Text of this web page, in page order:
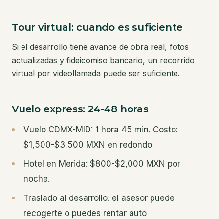
Tour virtual: cuando es suficiente
Si el desarrollo tiene avance de obra real, fotos
actualizadas y fideicomiso bancario, un recorrido
virtual por videollamada puede ser suficiente.
Vuelo express: 24-48 horas
Vuelo CDMX-MID: 1 hora 45 min. Costo:
$1,500-$3,500 MXN en redondo.
Hotel en Merida: $800-$2,000 MXN por
noche.
Traslado al desarrollo: el asesor puede
recogerte o puedes rentar auto